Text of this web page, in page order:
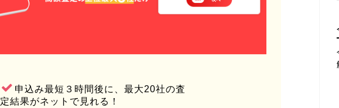
申込み最短３時間後に、最大20社の査
定結果がネットで見れる！